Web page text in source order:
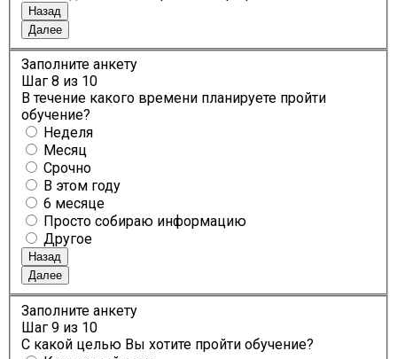
Назад
Далее
Заполните анкету
Шаг 8 из 10
В течение какого времени планируете пройти
обучение?
Неделя
Месяц
Срочно
В этом году
6 месяце
Просто собираю информацию
Другое
Назад
Далее
Заполните анкету
Шаг 9 из 10
С какой целью Вы хотите пройти обучение?